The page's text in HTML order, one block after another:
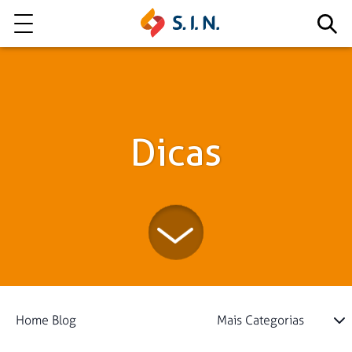
LITE
Dicas
Home Blog Mais Categorias